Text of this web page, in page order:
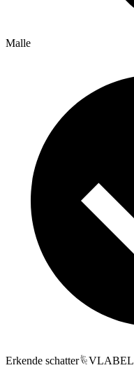
Malle
Erkende schatter
VLABEL